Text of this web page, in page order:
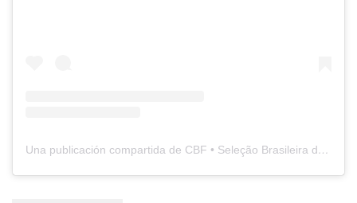
Una publicación compartida de CBF • Seleção Brasileira de Futebol (@cbf_futebol)